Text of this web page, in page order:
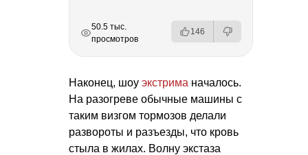
РЕКЛАМА
РЕКЛАМА
РЕКЛАМА
РЕКЛАМА
50.5 тыс.
просмотров
146
Наконец, шоу экстрима началось.
На разогреве обычные машины с
таким визгом тормозов делали
развороты и разъезды, что кровь
стыла в жилах. Волну экстаза